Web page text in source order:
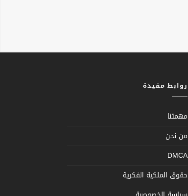
روابط مفيدة
مهمتنا
من نحن
DMCA
حقوق الملكية الفكرية